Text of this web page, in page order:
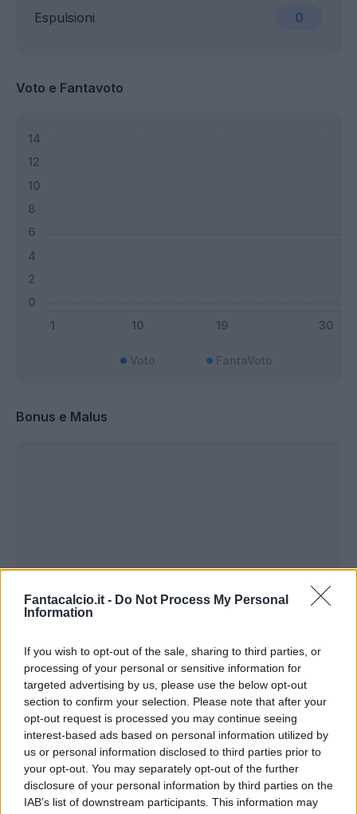
Fantacalcio.it - Do Not Process My Personal
Information
If you wish to opt-out of the sale, sharing to third parties, or
processing of your personal or sensitive information for
targeted advertising by us, please use the below opt-out
section to confirm your selection. Please note that after your
opt-out request is processed you may continue seeing
interest-based ads based on personal information utilized by
us or personal information disclosed to third parties prior to
your opt-out. You may separately opt-out of the further
disclosure of your personal information by third parties on the
IAB’s list of downstream participants. This information may
Espulsioni 0
Voto e Fantavoto
Bonus e Malus
Bonus Malus
Presenze a
voto